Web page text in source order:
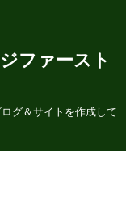
ファースト
グ＆サイトを作成して